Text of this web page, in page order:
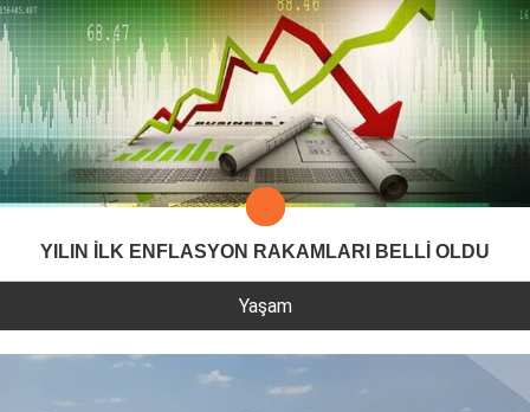
YILIN İLK ENFLASYON RAKAMLARI BELLİ OLDU
Yaşam